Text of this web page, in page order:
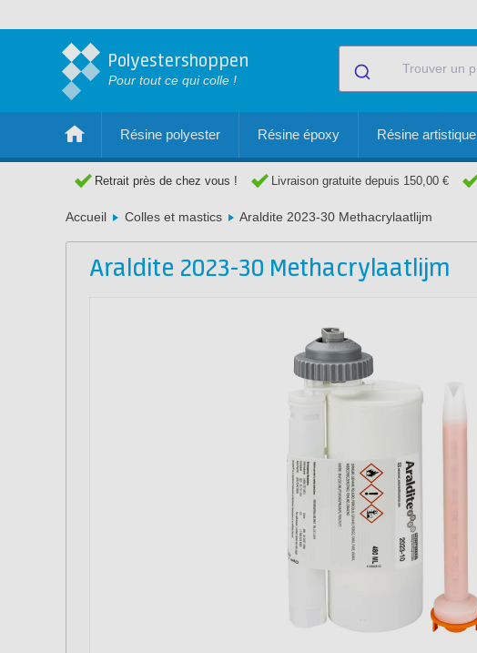
Polyestershoppen
Pour tout ce qui colle !
Résine polyester Résine époxy Résine artistique
Retrait près de chez vous ! Livraison gratuite depuis 150,00 €
Accueil Colles et mastics Araldite 2023-30 Methacrylaatlijm
Araldite 2023-30 Methacrylaatlijm